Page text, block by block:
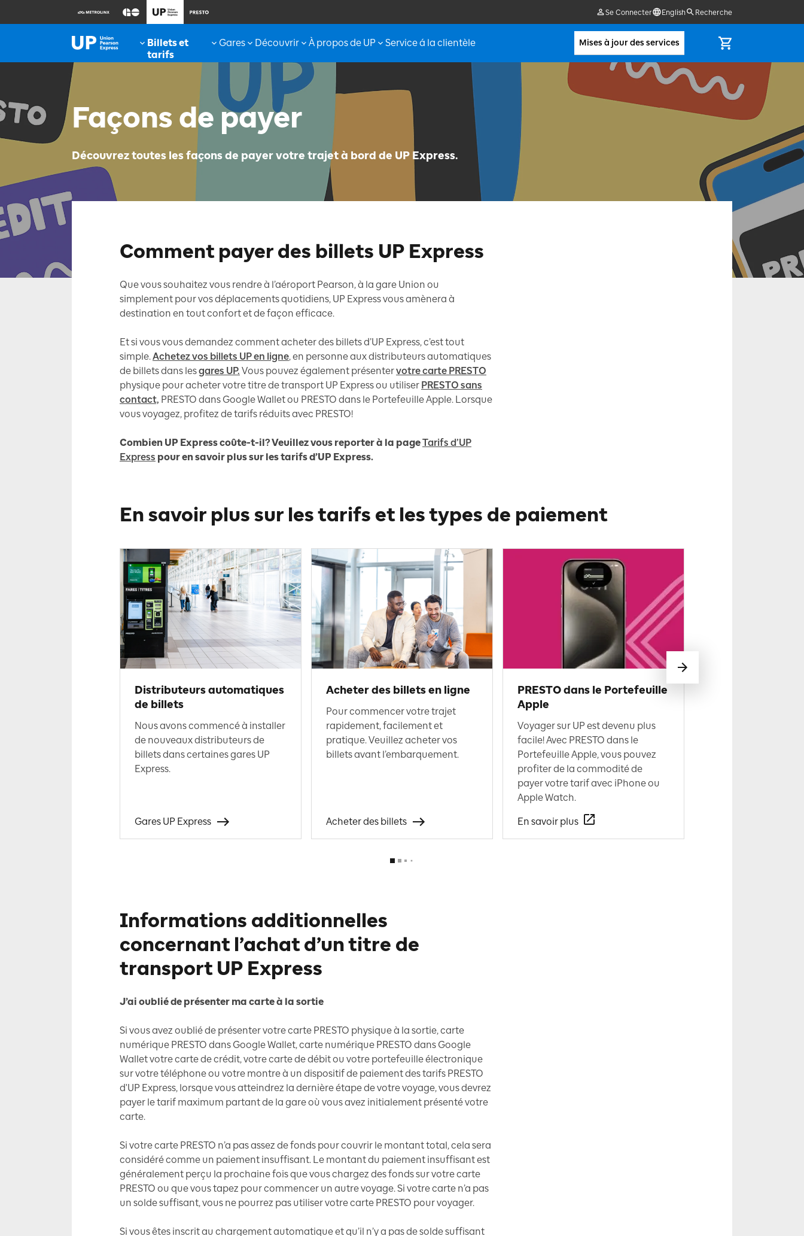
Se Connecter English Recherche
Gares Découvrir À propos de UP Service á la clientèle Mises à jour des services
Façons de payer
Découvrez toutes les façons de payer votre trajet à bord de UP Express.
Comment payer des billets UP Express
Que vous souhaitez vous rendre à l’aéroport Pearson, à la gare Union ou
simplement pour vos déplacements quotidiens, UP Express vous amènera à
destination en tout confort et de façon efficace.
Et si vous vous demandez comment acheter des billets d’UP Express, c’est tout
simple.Achetez vos billets UP en ligne, en personne aux distributeurs automatiques
de billets dans lesgares UP. Vous pouvez également présentervotre carte PRESTO
physique pour acheter votre titre de transport UP Express ou utiliser PRESTO sans
contact, PRESTO dans Google Wallet ou PRESTO dans le Portefeuille Apple. Lorsque
vous voyagez, profitez de tarifs réduits avec PRESTO!
Combien UP Express coûte-t-il? Veuillez vous reporter à la pageTarifs d’UP
Express pour en savoir plus sur les tarifs d’UP Express.
En savoir plus sur les tarifs et les types de paiement
Distributeurs automatiques
de billets
Nous avons commencé à installer
de nouveaux distributeurs de
billets dans certaines gares UP
Express.
Gares UP Express
Acheter des billets en ligne
Pour commencer votre trajet
rapidement, facilement et
pratique. Veuillez acheter vos
billets avant l’embarquement.
Acheter des billets
PRESTO dans le Portefeuille
Apple
Voyager sur UP est devenu plus
facile! Avec PRESTO dans le
Portefeuille Apple, vous pouvez
profiter de la commodité de
payer votre tarif avec iPhone ou
Apple Watch.
En savoir plus
Informations additionnelles
concernant l’achat d’un titre de
transport UP Express
J’ai oublié de présenter ma carte à la sortie
Si vous avez oublié de présenter votre carte PRESTO physique à la sortie, carte
numérique PRESTO dans Google Wallet, carte numérique PRESTO dans Google
Wallet votre carte de crédit, votre carte de débit ou votre portefeuille électronique
sur votre téléphone ou votre montre à un dispositif de paiement des tarifs PRESTO
d'UP Express, lorsque vous atteindrez la dernière étape de votre voyage, vous devrez
payer le tarif maximum partant de la gare où vous avez initialement présenté votre
carte.
Si votre carte PRESTO n’a pas assez de fonds pour couvrir le montant total, cela sera
considéré comme un paiement insuffisant. Le montant du paiement insuffisant est
généralement perçu la prochaine fois que vous chargez des fonds sur votre carte
PRESTO ou que vous tapez pour commencer un autre voyage. Si votre carte n’a pas
un solde suffisant, vous ne pourrez pas utiliser votre carte PRESTO pour voyager.
Si vous êtes inscrit au chargement automatique et qu’il n’y a pas de solde suffisant